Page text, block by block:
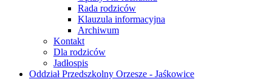
Rada rodziców
Klauzula informacyjna
Archiwum
Kontakt
Dla rodziców
Jadłospis
Oddział Przedszkolny Orzesze - Jaśkowice